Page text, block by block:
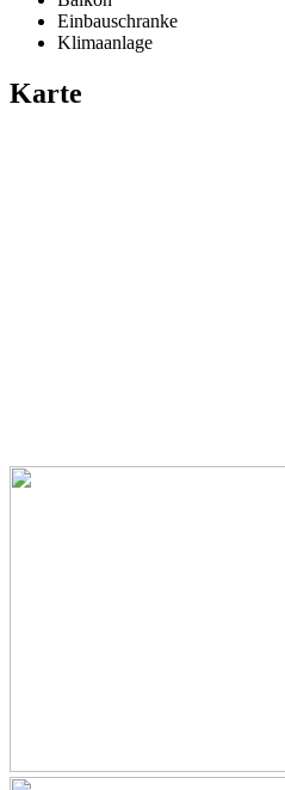
Einbauschranke
Klimaanlage
Karte